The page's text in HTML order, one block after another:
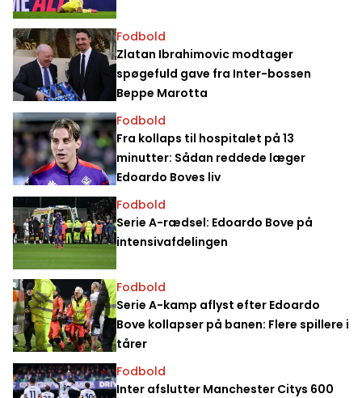
Fodbold
Zlatan Ibrahimovic modtager
spøgefuld gave fra Inter-bossen
Beppe Marotta
Fodbold
Fra kollaps til hospitalet på 13
minutter: Sådan reddede læger
Edoardo Boves liv
Fodbold
Serie A-rædsel: Edoardo Bove på
intensivafdelingen
Fodbold
Serie A-kamp aflyst efter Edoardo
Bove kollapser på banen: Flere spillere i
tårer
Fodbold
Inter afslutter Manchester Citys 600